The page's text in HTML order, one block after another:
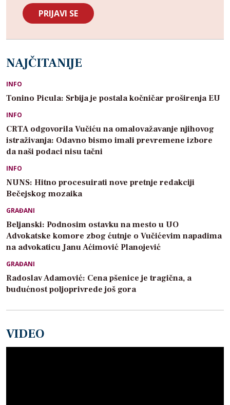
NAJČITANIJE
INFO
Tonino Picula: Srbija je postala kočničar proširenja EU
INFO
CRTA odgovorila Vučiću na omalovažavanje njihovog
istraživanja: Odavno bismo imali prevremene izbore
da naši podaci nisu tačni
INFO
NUNS: Hitno procesuirati nove pretnje redakciji
Bečejskog mozaika
GRAĐANI
Beljanski: Podnosim ostavku na mesto u UO
Advokatske komore zbog ćutnje o Vučićevim napadima
na advokaticu Janu Aćimović Planojević
GRAĐANI
Radoslav Adamović: Cena pšenice je tragična, a
budućnost poljoprivrede još gora
VIDEO